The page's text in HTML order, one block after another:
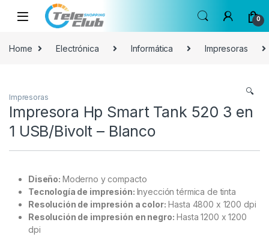
Skip to navigation
Skip to content
0
Home Electrónica Informática Impresoras
🔍
Impresoras
Impresora Hp Smart Tank 520 3 en
1 USB/Bivolt – Blanco
Diseño: Moderno y compacto
Tecnología de impresión: Inyección térmica de tinta
Resolución de impresión a color: Hasta 4800 x 1200 dpi
Resolución de impresión en negro: Hasta 1200 x 1200
dpi